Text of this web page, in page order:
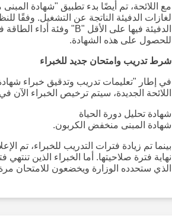
مع اللائحة، تم أيضًا بدء تطبيق "شهادة
لغازات الدفيئة الناتجة عن التشغيل. وفقًا
للحصول على هذه الشهادة.
شرط تدريب وامتحان جديد للخبراء
في إطار "تعليمات تدريب وتدقيق خبراء
اللائحة الجديدة، سيتم ترخيص الخبراء الآن
شهادة تحليل دورة الحياة
شهادة المبنى منخفض الكربون.
بينما تم زيادة فترات التدريب للخبراء، تم
نهاية فترة صلاحيتها. أما الخبراء الذين
الذي ستحدده الوزارة ويخضعون للامتحان